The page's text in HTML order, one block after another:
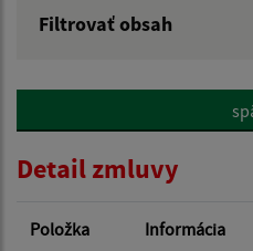
Filtrovať obsah
Hľadať v:
Detail zmluvy
Položka Informácia